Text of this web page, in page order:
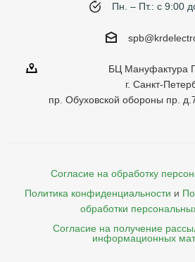
Пн. – Пт.: с 9:00
БЦ Мануфактура
г. Санкт-
пр. Обуховской обороны пр.
Согласие на обработку
Политика конфиденциальности и
обработки
Согласие на получение
информационных